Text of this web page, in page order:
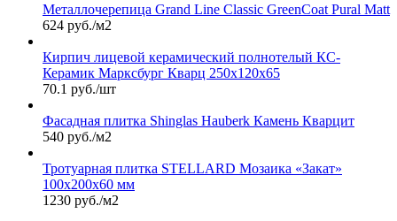
Металлочерепица Grand Line Classic GreenCoat Pural Matt
624 руб./м2
Кирпич лицевой керамический полнотелый КС-
Керамик Марксбург Кварц 250х120х65
70.1 руб./шт
Фасадная плитка Shinglas Hauberk Камень Кварцит
540 руб./м2
Тротуарная плитка STELLARD Мозаика «Закат»
100х200х60 мм
1230 руб./м2